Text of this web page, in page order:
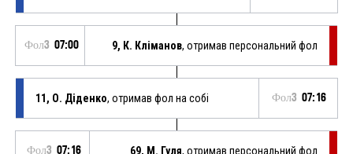
Фол3 07:00 9, К. Кліманов, отримав персональний фол
11, О. Діденко, отримав фол на собі Фол3 07:16
Фол3 07:16 69, М. Гуля, отримав персональний фол